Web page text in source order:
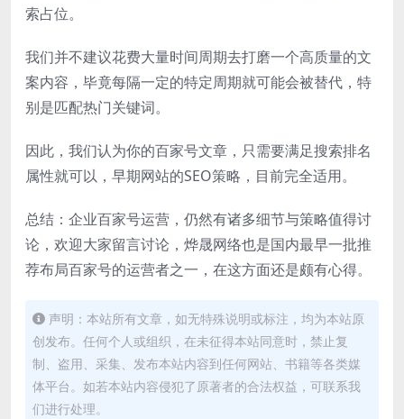
索占位。
我们并不建议花费大量时间周期去打磨一个高质量的文
案内容，毕竟每隔一定的特定周期就可能会被替代，特
别是匹配热门关键词。
因此，我们认为你的百家号文章，只需要满足搜索排名
属性就可以，早期网站的SEO策略，目前完全适用。
总结：企业百家号运营，仍然有诸多细节与策略值得讨
论，欢迎大家留言讨论，烨晟网络也是国内最早一批推
荐布局百家号的运营者之一，在这方面还是颇有心得。
声明：本站所有文章，如无特殊说明或标注，均为本站原
创发布。任何个人或组织，在未征得本站同意时，禁止复
制、盗用、采集、发布本站内容到任何网站、书籍等各类媒
体平台。如若本站内容侵犯了原著者的合法权益，可联系我
们进行处理。